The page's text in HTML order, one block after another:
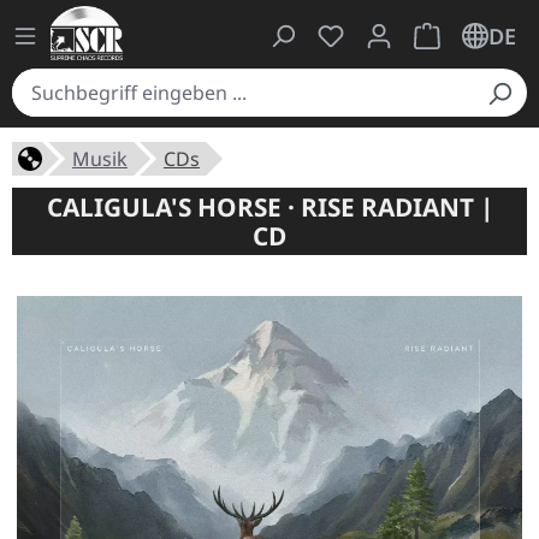
Du hast 0 Produkte
Warenkorb
DE
Musik CDs
CALIGULA'S HORSE · RISE RADIANT |
CD